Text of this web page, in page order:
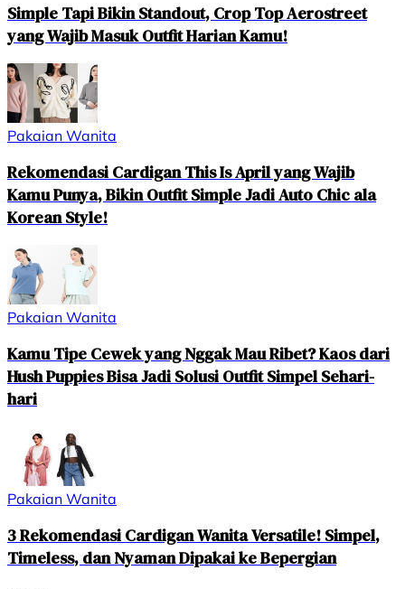
Simple Tapi Bikin Standout, Crop Top Aerostreet
yang Wajib Masuk Outfit Harian Kamu!
Pakaian Wanita
Rekomendasi Cardigan This Is April yang Wajib
Kamu Punya, Bikin Outfit Simple Jadi Auto Chic ala
Korean Style!
Pakaian Wanita
Kamu Tipe Cewek yang Nggak Mau Ribet? Kaos dari
Hush Puppies Bisa Jadi Solusi Outfit Simpel Sehari-
hari
Pakaian Wanita
3 Rekomendasi Cardigan Wanita Versatile! Simpel,
Timeless, dan Nyaman Dipakai ke Bepergian